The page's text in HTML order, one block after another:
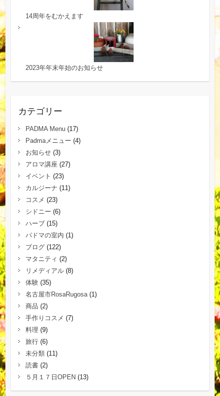
14周年をむかえます
2023年年末年始のお知らせ
カテゴリー
PADMA Menu(17)
Padmaメニュー (4)
お知らせ(3)
アロマ講座(27)
イベント (23)
カルジーナ (11)
コスメ (23)
シドニー (6)
ハーブ(15)
パドマの室内 (1)
ブログ(122)
マタニティ (2)
リメディアル(8)
体験(35)
名古屋市RosaRugosa(1)
商品 (2)
手作りコスメ (7)
料理 (9)
旅行(6)
未分類(11)
読書(2)
５月１７日OPEN (13)